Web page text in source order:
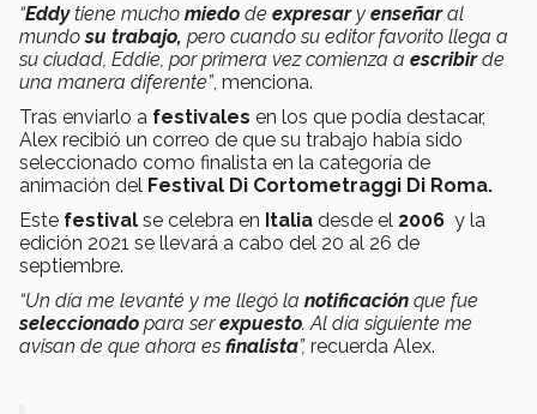
“Eddytiene mucho miedo de expresar y enseñaral
mundosu trabajo, pero cuando su editor favorito llega a
su ciudad, Eddie, por primera vez comienza a escribirde
una manera diferente”, menciona.
Tras enviarlo a festivales en los que podía destacar,
Alex recibió un correo de que su trabajo había sido
seleccionado como finalista en la categoría de
animación del Festival Di Cortometraggi Di Roma.
Este festival se celebra en Italia desde el 2006 y la
edición 2021 se llevará a cabo del 20 al 26 de
septiembre.
“Un día me levanté y me llegó la notificación que fue
seleccionado para serexpuesto. Al día siguiente me
avisan de que ahora es finalista”, recuerda Alex.